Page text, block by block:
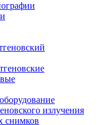
излучения
снимков